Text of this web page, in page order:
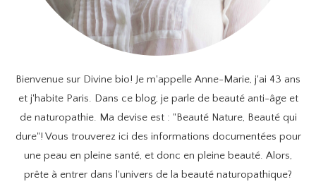
Bienvenue sur Divine bio! Je m'appelle Anne-Marie, j'ai 43 ans
et j'habite Paris. Dans ce blog, je parle de beauté anti-âge et
de naturopathie. Ma devise est : "Beauté Nature, Beauté qui
dure"! Vous trouverez ici des informations documentées pour
une peau en pleine santé, et donc en pleine beauté. Alors,
prête à entrer dans l'univers de la beauté naturopathique?